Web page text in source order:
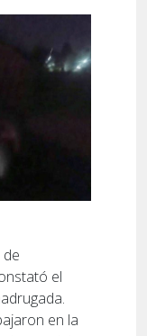
el
en la